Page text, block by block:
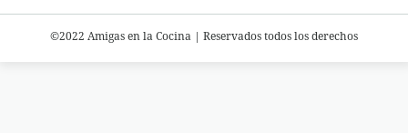
©2022 Amigas en la Cocina | Reservados todos los derechos